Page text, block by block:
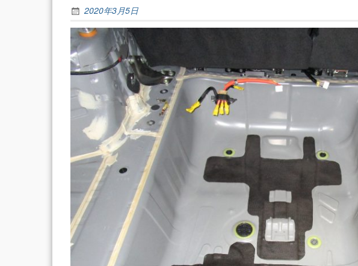
2020年3月5日